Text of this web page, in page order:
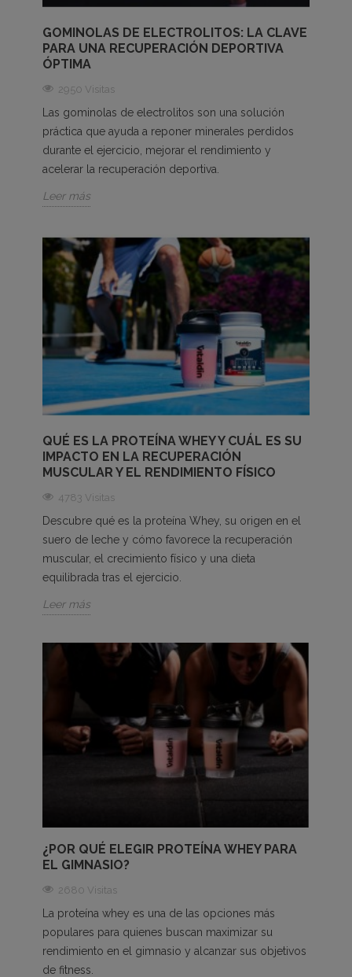
GOMINOLAS DE ELECTROLITOS: LA CLAVE
PARA UNA RECUPERACIÓN DEPORTIVA
ÓPTIMA
2950 Visitas
Las gominolas de electrolitos son una solución
práctica que ayuda a reponer minerales perdidos
durante el ejercicio, mejorar el rendimiento y
acelerar la recuperación deportiva.
Leer más
QUÉ ES LA PROTEÍNA WHEY Y CUÁL ES SU
IMPACTO EN LA RECUPERACIÓN
MUSCULAR Y EL RENDIMIENTO FÍSICO
4783 Visitas
Descubre qué es la proteína Whey, su origen en el
suero de leche y cómo favorece la recuperación
muscular, el crecimiento físico y una dieta
equilibrada tras el ejercicio.
Leer más
¿POR QUÉ ELEGIR PROTEÍNA WHEY PARA
EL GIMNASIO?
2680 Visitas
La proteína whey es una de las opciones más
populares para quienes buscan maximizar su
rendimiento en el gimnasio y alcanzar sus objetivos
de fitness.